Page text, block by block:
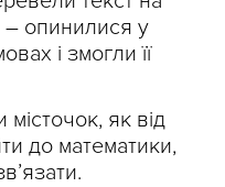
– опинилися у
і змогли її
місточок, як від
до математики,